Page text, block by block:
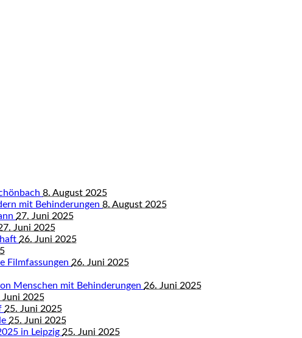
8. August 2025
mit Behinderungen 8. August 2025
27. Juni 2025
Juni 2025
26. Juni 2025
Filmfassungen 26. Juni 2025
Menschen mit Behinderungen 26. Juni 2025
Juni 2025
25. Juni 2025
25. Juni 2025
in Leipzig 25. Juni 2025